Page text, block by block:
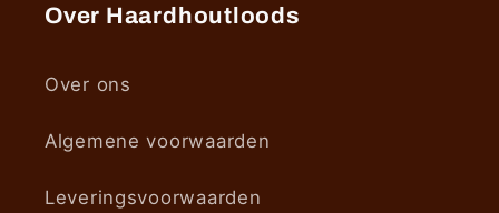
Over Haardhoutloods
Over ons
Algemene voorwaarden
Leveringsvoorwaarden